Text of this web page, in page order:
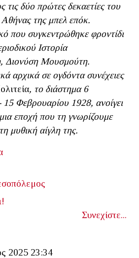
τις δύο πρώτες δεκαετίες του
της μπελ επόκ.
που συγκεντρώθηκε φροντίδι
Ιστορία
Διονύση Μουσμούτη.
αρχικά σε ογδόντα συνέχειες
, το διάστημα 6
Φεβρουαρίου 1928, ανοίγει
εποχή που τη γνωρίζουμε
μυθική αίγλη της.
Συνεχίστε...
2025 23:34